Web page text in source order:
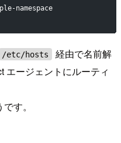
namespace
/etc/hosts
経由で名前解
エージェントにルーティ
す。